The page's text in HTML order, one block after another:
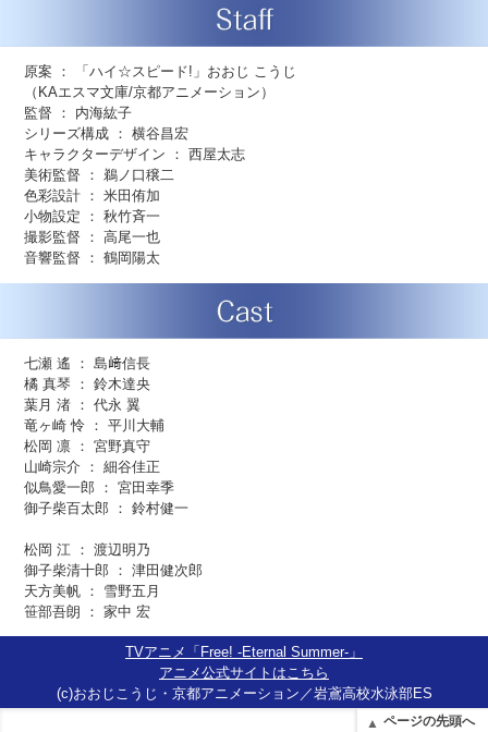
原案 ： 「ハイ☆スピード!」おおじ こうじ
（KAエスマ文庫/京都アニメーション）
監督 ： 内海紘子
シリーズ構成 ： 横谷昌宏
キャラクターデザイン ： 西屋太志
美術監督 ： 鵜ノ口穣二
色彩設計 ： 米田侑加
小物設定 ： 秋竹斉一
撮影監督 ： 高尾一也
音響監督 ： 鶴岡陽太
七瀬 遙 ： 島﨑信長
橘 真琴 ： 鈴木達央
葉月 渚 ： 代永 翼
竜ヶ崎 怜 ： 平川大輔
松岡 凛 ： 宮野真守
山崎宗介 ： 細谷佳正
似鳥愛一郎 ： 宮田幸季
御子柴百太郎 ： 鈴村健一
松岡 江 ： 渡辺明乃
御子柴清十郎 ： 津田健次郎
天方美帆 ： 雪野五月
笹部吾朗 ： 家中 宏
TVアニメ「Free! -Eternal Summer-」
アニメ公式サイトはこちら
(c)おおじこうじ・京都アニメーション／岩鳶高校水泳部ES
ページの先頭へ